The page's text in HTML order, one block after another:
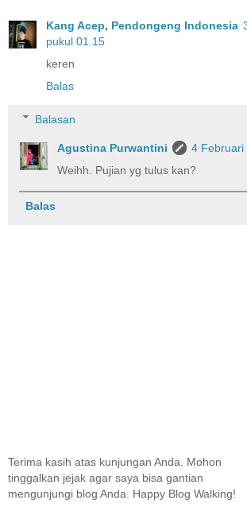
Kang Acep, Pendongeng Indonesia
pukul 01.15
keren
Balas
Balasan
Agustina Purwantini
4 Februari
Weihh. Pujian yg tulus kan?
Balas
Terima kasih atas kunjungan Anda. Mohon
tinggalkan jejak agar saya bisa gantian
mengunjungi blog Anda. Happy Blog Walking!